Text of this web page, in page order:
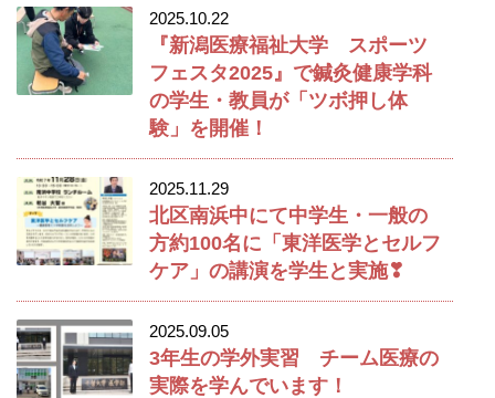
2025.10.22
『新潟医療福祉大学 スポーツ
フェスタ2025』で鍼灸健康学科
の学生・教員が「ツボ押し体
験」を開催！
2025.11.29
北区南浜中にて中学生・一般の
方約100名に「東洋医学とセルフ
ケア」の講演を学生と実施❣
2025.09.05
3年生の学外実習 チーム医療の
実際を学んでいます！